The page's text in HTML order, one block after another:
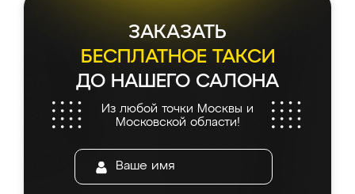
ЗАКАЗАТЬ
БЕСПЛАТНОЕ ТАКСИ
ДО НАШЕГО САЛОНА
Из любой точки Москвы и
Московской области!